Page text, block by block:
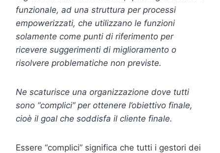
funzionale, ad una struttura per processi
empowerizzati, che utilizzano le funzioni
solamente come punti di riferimento per
ricevere suggerimenti di miglioramento o
risolvere problematiche non previste.
Ne scaturisce una organizzazione dove tutti
sono “complici” per ottenere l’obiettivo finale,
cioè il goal che soddisfa il cliente finale.
Essere “complici” significa che tutti i gestori dei